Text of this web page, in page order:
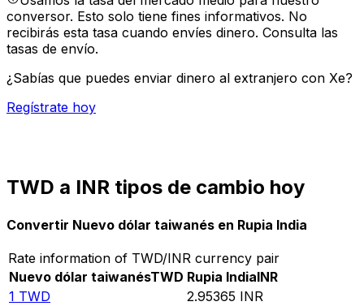
conversor. Esto solo tiene fines informativos. No
recibirás esta tasa cuando envíes dinero. Consulta las
tasas de envío.
¿Sabías que puedes enviar dinero al extranjero con Xe?
Regístrate hoy
TWD a INR tipos de cambio hoy
Convertir Nuevo dólar taiwanés en Rupia India
Rate information of TWD/INR currency pair
Nuevo dólar taiwanésTWD Rupia IndiaINR
1 TWD 2.95365 INR